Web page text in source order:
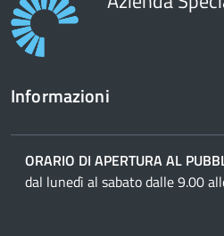
Informazioni
ORARIO DI APERTURA AL
dal lunedì al sabato dalle 9.00